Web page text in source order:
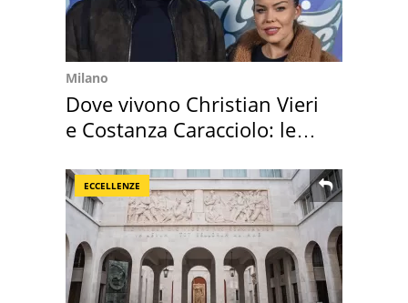
Milano
Dove vivono Christian Vieri
e Costanza Caracciolo: le
ECCELLENZE